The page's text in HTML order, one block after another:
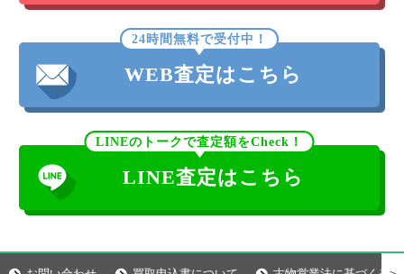
24時間無料で受付中！
WEB査定はこちら
LINEのトークで査定額をCheck！
LINE査定はこちら